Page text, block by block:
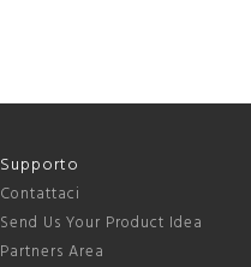
Supporto
Contattaci
Send Us Your Product Idea
Partners Area